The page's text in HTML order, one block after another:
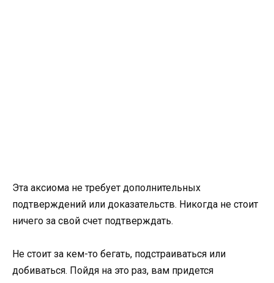
Эта аксиома не требует дополнительных
подтверждений или доказательств. Никогда не стоит
ничего за свой счет подтверждать.
Не стоит за кем-то бегать, подстраиваться или
добиваться. Пойдя на это раз, вам придется